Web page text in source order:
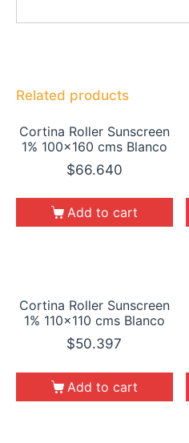
Related products
Cortina Roller Sunscreen
1% 100×160 cms Blanco
$66.640
Add to cart
Cortina Roller Sunscreen
1% 110×110 cms Blanco
$50.397
Add to cart